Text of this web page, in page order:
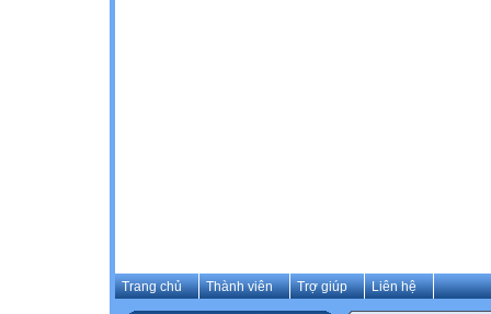
Trang chủ Thành viên Trợ giúp Liên hệ